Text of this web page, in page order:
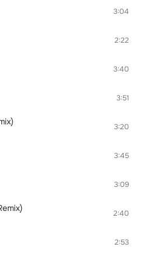
3:04
2:22
3:40
3:51
3:20
3:45
3:09
2:40
2:53